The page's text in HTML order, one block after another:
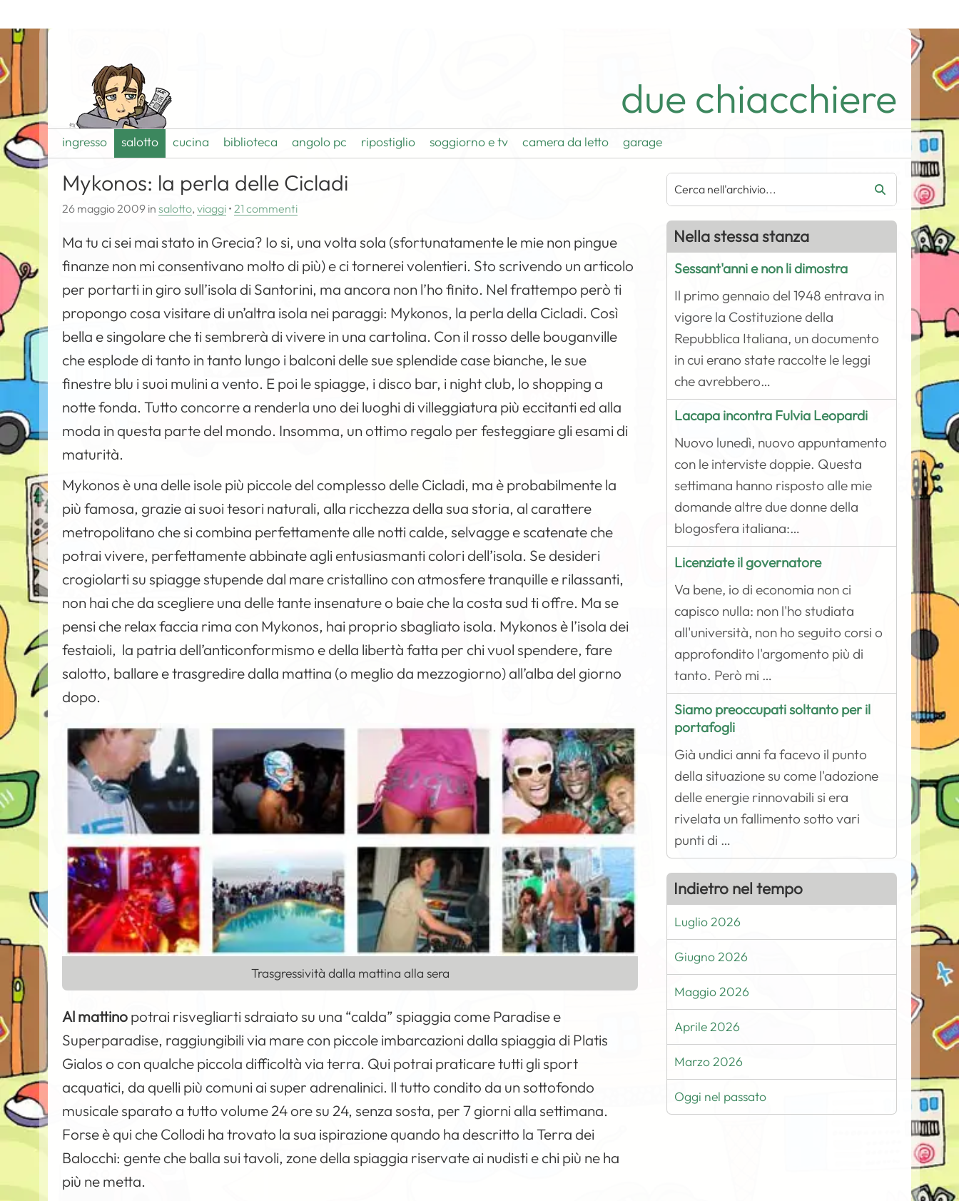
due chiacchiere
ingresso salotto cucina biblioteca angolo pc ripostiglio soggiorno e tv camera da letto garage
Mykonos: la perla delle Cicladi
26 maggio 2009 insalotto,viaggi • 21 commenti
Ma tu ci sei mai stato in Grecia? Io si, una volta sola (sfortunatamente le mie non pingue
finanze non mi consentivano molto di più) e ci tornerei volentieri. Sto scrivendo un articolo
per portarti in giro sull’isola di Santorini, ma ancora non l’ho finito. Nel frattempo però ti
propongo cosa visitare di un’altra isola nei paraggi: Mykonos, la perla della Cicladi. Così
bella e singolare che ti sembrerà di vivere in una cartolina. Con il rosso delle bouganville
che esplode di tanto in tanto lungo i balconi delle sue splendide case bianche, le sue
finestre blu i suoi mulini a vento. E poi le spiagge, i disco bar, i night club, lo shopping a
notte fonda. Tutto concorre a renderla uno dei luoghi di villeggiatura più eccitanti ed alla
moda in questa parte del mondo. Insomma, un ottimo regalo per festeggiare gli esami di
maturità.
Mykonos è una delle isole più piccole del complesso delle Cicladi, ma è probabilmente la
più famosa, grazie ai suoi tesori naturali, alla ricchezza della sua storia, al carattere
metropolitano che si combina perfettamente alle notti calde, selvagge e scatenate che
potrai vivere, perfettamente abbinate agli entusiasmanti colori dell’isola. Se desideri
crogiolarti su spiagge stupende dal mare cristallino con atmosfere tranquille e rilassanti,
non hai che da scegliere una delle tante insenature o baie che la costa sud ti offre. Ma se
pensi che relax faccia rima con Mykonos, hai proprio sbagliato isola. Mykonos è l’isola dei
festaioli, la patria dell’anticonformismo e della libertà fatta per chi vuol spendere, fare
salotto, ballare e trasgredire dalla mattina (o meglio da mezzogiorno) all’alba del giorno
dopo.
Trasgressività dalla mattina alla sera
Al mattinopotrai risvegliarti sdraiato su una “calda” spiaggia come Paradise e
Superparadise, raggiungibili via mare con piccole imbarcazioni dalla spiaggia di Platis
Gialos o con qualche piccola difficoltà via terra. Qui potrai praticare tutti gli sport
acquatici, da quelli più comuni ai super adrenalinici. Il tutto condito da un sottofondo
musicale sparato a tutto volume 24 ore su 24, senza sosta, per 7 giorni alla settimana.
Forse è qui che Collodi ha trovato la sua ispirazione quando ha descritto la Terra dei
Balocchi: gente che balla sui tavoli, zone della spiaggia riservate ai nudisti e chi più ne ha
più ne metta.
Nella stessa stanza
Sessant'anni e non li dimostra
Il primo gennaio del 1948 entrava in
vigore la Costituzione della
Repubblica Italiana, un documento
in cui erano state raccolte le leggi
che avrebbero…
Lacapa incontra Fulvia Leopardi
Nuovo lunedì, nuovo appuntamento
con le interviste doppie. Questa
settimana hanno risposto alle mie
domande altre due donne della
blogosfera italiana:…
Licenziate il governatore
Va bene, io di economia non ci
capisco nulla: non l'ho studiata
all'università, non ho seguito corsi o
approfondito l'argomento più di
tanto. Però mi …
Siamo preoccupati soltanto per il
portafogli
Già undici anni fa facevo il punto
della situazione su come l'adozione
delle energie rinnovabili si era
rivelata un fallimento sotto vari
punti di …
Indietro nel tempo
Luglio 2026
Giugno 2026
Maggio 2026
Aprile 2026
Marzo 2026
Oggi nel passato